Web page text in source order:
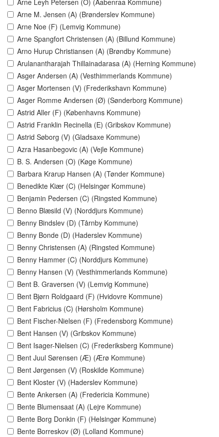
Arne Leyh Petersen (O) (Aabenraa Kommune)
Arne M. Jensen (A) (Brønderslev Kommune)
Arne Noe (F) (Lemvig Kommune)
Arne Spangfort Christensen (A) (Billund Kommune)
Arno Hurup Christiansen (A) (Brøndby Kommune)
Arulanantharajah Thillainadarasa (A) (Herning Kommune)
Asger Andersen (A) (Vesthimmerlands Kommune)
Asger Mortensen (V) (Frederikshavn Kommune)
Asger Romme Andersen (Ø) (Sønderborg Kommune)
Astrid Aller (F) (Københavns Kommune)
Astrid Franklin Recinella (E) (Gribskov Kommune)
Astrid Søborg (V) (Gladsaxe Kommune)
Azra Hasanbegovic (A) (Vejle Kommune)
B. S. Andersen (O) (Køge Kommune)
Barbara Krarup Hansen (A) (Tønder Kommune)
Benedikte Kiær (C) (Helsingør Kommune)
Benjamin Pedersen (C) (Ringsted Kommune)
Benno Blæsild (V) (Norddjurs Kommune)
Benny Bindslev (D) (Tårnby Kommune)
Benny Bonde (D) (Haderslev Kommune)
Benny Christensen (A) (Ringsted Kommune)
Benny Hammer (C) (Norddjurs Kommune)
Benny Hansen (V) (Vesthimmerlands Kommune)
Bent B. Graversen (V) (Lemvig Kommune)
Bent Bjørn Roldgaard (F) (Hvidovre Kommune)
Bent Fabricius (C) (Hørsholm Kommune)
Bent Fischer-Nielsen (F) (Fredensborg Kommune)
Bent Hansen (V) (Gribskov Kommune)
Bent Isager-Nielsen (C) (Frederiksberg Kommune)
Bent Juul Sørensen (Æ) (Ærø Kommune)
Bent Jørgensen (V) (Roskilde Kommune)
Bent Kloster (V) (Haderslev Kommune)
Bente Ankersen (A) (Fredericia Kommune)
Bente Blumensaat (A) (Lejre Kommune)
Bente Borg Donkin (F) (Helsingør Kommune)
Bente Borreskov (Ø) (Lolland Kommune)